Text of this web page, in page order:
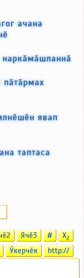
ачана
наркӑмӑшланнӑ
пӑтӑрмах
явап
таптаса
Ячӗ3 # X2
Ӳкерчӗк http://